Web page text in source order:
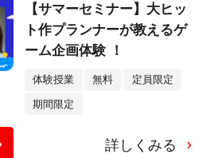
【サマーセミナー】大ヒッ
ト作プランナーが教えるゲ
ーム企画体験 ！
体験授業 無料 定員限定
期間限定
詳しくみる